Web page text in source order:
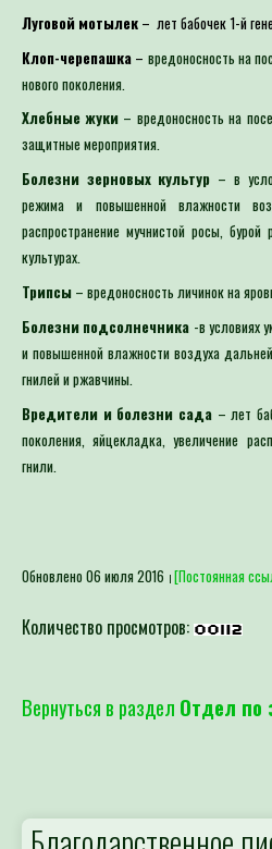
Луговой мотылек – лет бабочек 1-й
Клоп-черепашка – вредоносность на
нового поколения.
Хлебные жуки– вредоносность на
защитные мероприятия.
Болезни зерновых культур – в
режима и повышенной влажности
распространение мучнистой росы,
культурах.
Трипсы – вредоносность личинок на
Болезни подсолнечника -в условиях
и повышенной влажности воздуха
гнилей и ржавчины.
Вредители и болезни сада – лет
поколения, яйцекладка, увеличение
гнили.
Обновлено 06 июля 2016 [Постоянная
Количество просмотров:
Вернуться в раздел Отдел по